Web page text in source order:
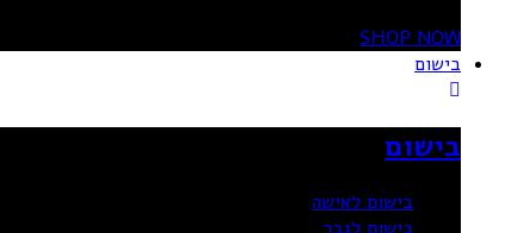
SHOP NOW
בישום
בישום
בישום לאישה